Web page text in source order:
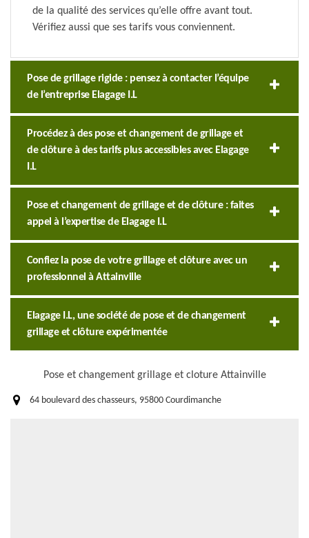
de la qualité des services qu’elle offre avant tout.
Vérifiez aussi que ses tarifs vous conviennent.
Pose de grillage rigide : pensez à contacter l’équipe
de l’entreprise Elagage I.L
Procédez à des pose et changement de grillage et
de clôture à des tarifs plus accessibles avec Elagage
I.L
Pose et changement de grillage et de clôture : faites
appel à l’expertise de Elagage I.L
Confiez la pose de votre grillage et clôture avec un
professionnel à Attainville
Elagage I.L, une société de pose et de changement
grillage et clôture expérimentée
Pose et changement grillage et cloture Attainville
64 boulevard des chasseurs, 95800 Courdimanche